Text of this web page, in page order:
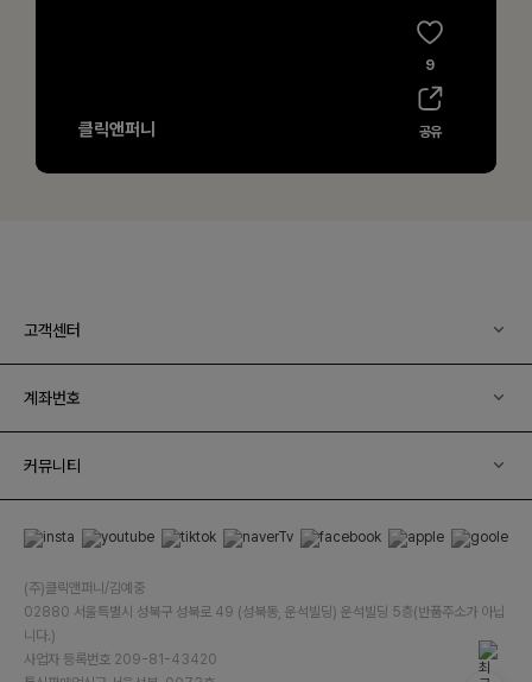
고객센터
계좌번호
커뮤니티
(주)클릭앤퍼니/김예중
02880 서울특별시 성북구 성북로 49 (성북동, 운석빌딩) 운석빌딩 5층(반품주소가 아닙
니다.)
사업자 등록번호 209-81-43420